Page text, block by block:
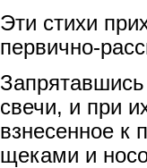
Эти стихи
первично-
свечи, и при
взнесенное к
щеками и